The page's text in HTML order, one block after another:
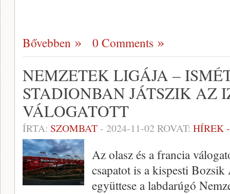
Bővebben 0 Comments
NEMZETEK LIGÁJA –
STADIONBAN JÁTSZIK AZ
VÁLOGATOTT
ÍRTA: SZOMBAT- 2024-11-02 ROVAT: HÍREK
Az olasz és a francia
csapatot is a kispesti
együttese a labdarúgó